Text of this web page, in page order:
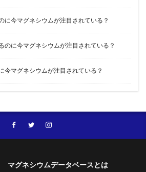
に今マグネシウムが注目されている？
のに今マグネシウムが注目されている？
今マグネシウムが注目されている？
マグネシウムデータベースとは